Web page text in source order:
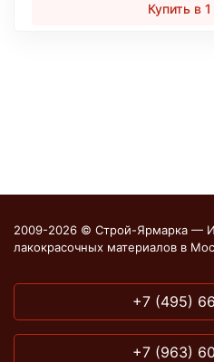
Купить в
2009-2026 © Строй-Ярмарка —
лакокрасочных материалов в
+7 (495)
+7 (963)